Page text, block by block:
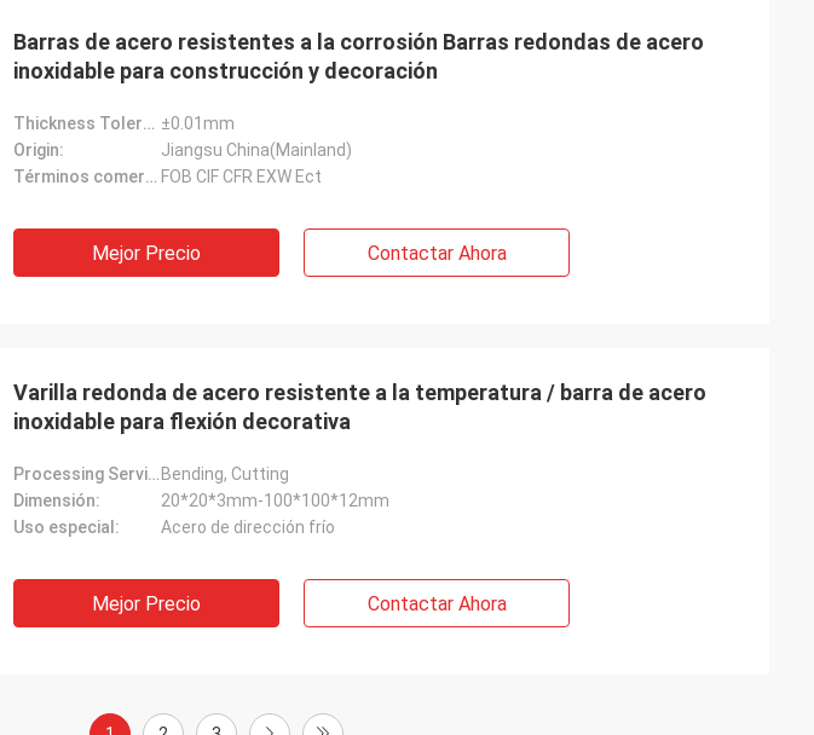
Barras de acero resistentes a la corrosión Barras redondas de acero
inoxidable para construcción y decoración
Thickness Tolerance: ±0.01mm
Origin:
Jiangsu China(Mainland)
Términos comerciales: FOB CIF CFR EXW Ect
Mejor Precio Contactar Ahora
Varilla redonda de acero resistente a la temperatura / barra de acero
inoxidable para flexión decorativa
Processing Service: Bending, Cutting
Dimensión:
20*20*3mm-100*100*12mm
Uso especial:
Acero de dirección frío
Mejor Precio Contactar Ahora